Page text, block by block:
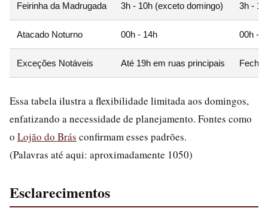
Feirinha da Madrugada 3h - 10h (exceto domingo) 3h -
Atacado Noturno 00h - 14h 00h -
Exceções Notáveis Até 19h em ruas principais Fecha
Essa tabela ilustra a flexibilidade limitada aos domingos,
enfatizando a necessidade de planejamento. Fontes como
o Lojão do Brás confirmam esses padrões.
(Palavras até aqui: aproximadamente 1050)
Esclarecimentos